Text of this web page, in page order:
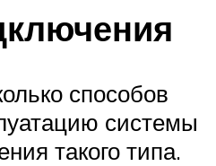
способов
системы
такого типа.